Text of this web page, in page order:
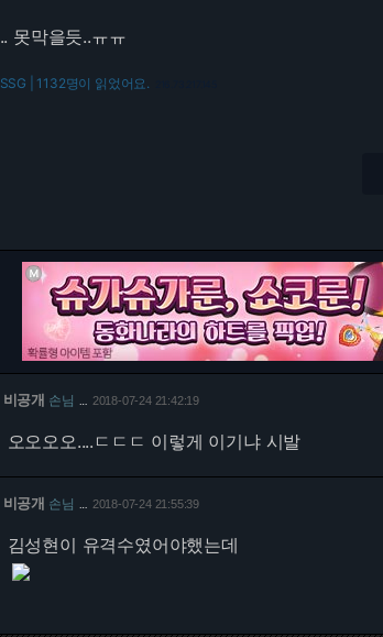
.. 못막을듯..ㅠㅠ
SSG | 1132명이 읽었어요.
비공개 손님 2018-07-24 21:42:19
오오오오....ㄷㄷㄷ 이렇게 이기냐 시발
비공개 손님 2018-07-24 21:55:39
김성현이 유격수였어야했는데